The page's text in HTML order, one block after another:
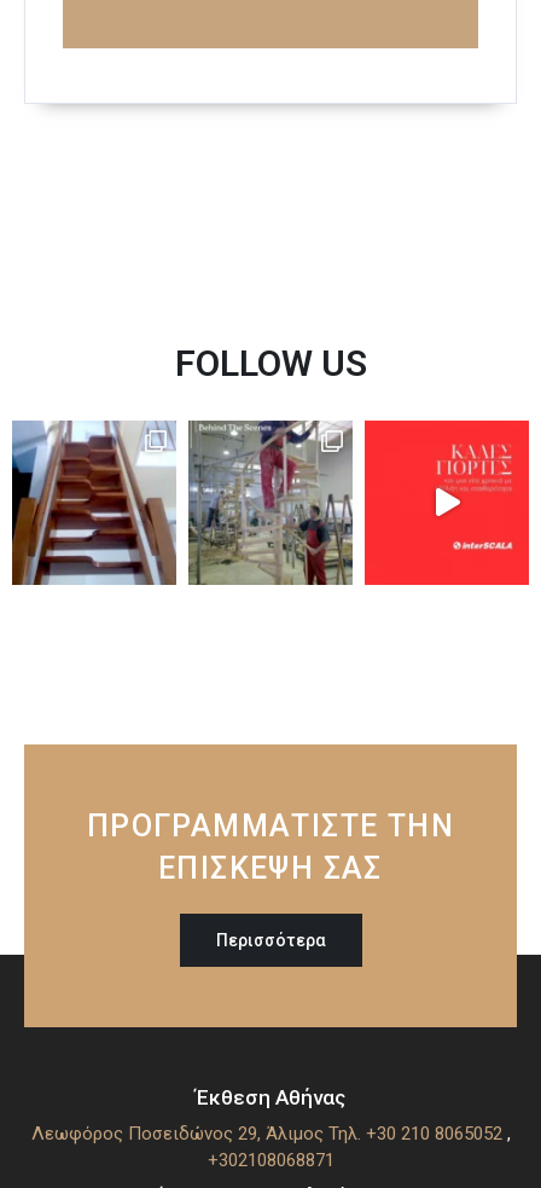
FOLLOW US
ΠΡΟΓΡΑΜΜΑΤΙΣΤΕ ΤΗΝ
ΕΠΙΣΚΕΨΗ ΣΑΣ
Περισσότερα
Έκθεση Αθήνας
Λεωφόρος Ποσειδώνος 29, Άλιμος Τηλ. +30 210 8065052,
+302108068871